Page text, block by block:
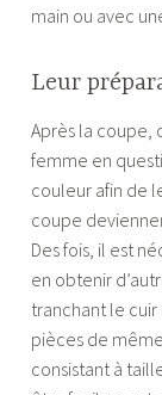
main ou avec
Leur
Après la coupe,
femme en
couleur afin de
coupe
Des fois, il est
en obtenir
tranchant le
pièces de
consistant à